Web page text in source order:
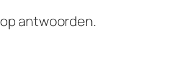
op antwoorden.